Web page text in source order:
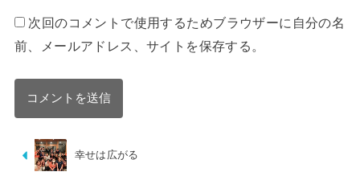
次回のコメントで使用するためブラウザーに自分の名
前、メールアドレス、サイトを保存する。
幸せは広がる